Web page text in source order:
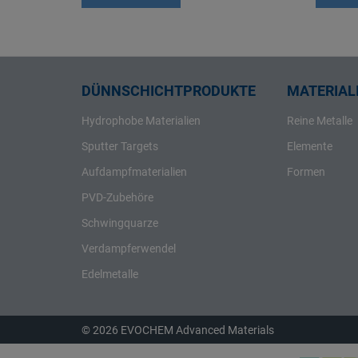
Rhenium
Rubidium
Ruthenium
Schwefel
Selen
Silber
Silicium
Strontium
Tantal
Terbium
Thallium
DÜNNSCHICHTPRODUKTE
Hydrophobe Materialien
Sputter Targets
Aufdampfmaterialien
PVD-Zubehöre
Schwingquarze
Verdampferwendel
Edelmetalle
Reine Metalle
Elemente
Formen
© 2026 EVOCHEM Advanced Materials